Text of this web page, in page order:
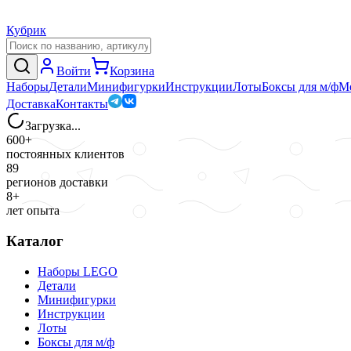
Кубрик
Войти
Корзина
НаборыДеталиМинифигуркиИнструкцииЛотыБоксы для м/ф
ДоставкаКонтакты
Загрузка...
600+
постоянных клиентов
89
регионов доставки
8+
лет опыта
Каталог
Наборы LEGO
Детали
Минифигурки
Инструкции
Лоты
Боксы для м/ф